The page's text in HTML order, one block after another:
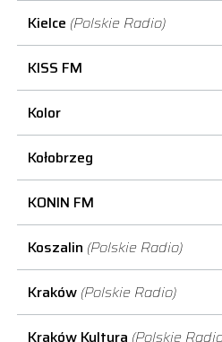
Kielce (Polskie Radio)
KISS FM
Kolor
Kołobrzeg
KONIN FM
Koszalin (Polskie Radio)
Kraków (Polskie Radio)
Kraków Kultura (Polskie